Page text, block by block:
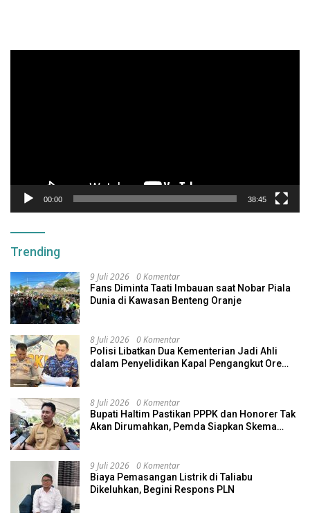
00:00 38:45
Trending
9 Juli 2026 0 Komentar
Fans Diminta Taati Imbauan saat Nobar Piala
Dunia di Kawasan Benteng Oranje
8 Juli 2026 0 Komentar
Polisi Libatkan Dua Kementerian Jadi Ahli
dalam Penyelidikan Kapal Pengangkut Ore
8 Juli 2026 0 Komentar
Bupati Haltim Pastikan PPPK dan Honorer Tak
Akan Dirumahkan, Pemda Siapkan Skema
9 Juli 2026 0 Komentar
Biaya Pemasangan Listrik di Taliabu
Dikeluhkan, Begini Respons PLN